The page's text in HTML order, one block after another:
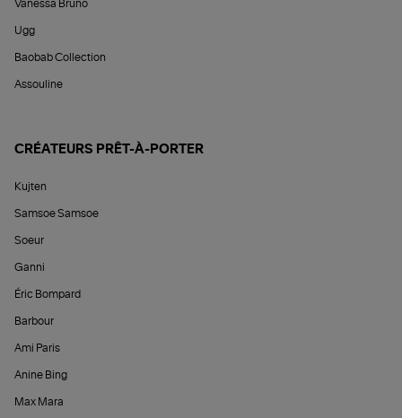
Vanessa Bruno
Ugg
Baobab Collection
Assouline
CRÉATEURS PRÊT-À-PORTER
Kujten
Samsoe Samsoe
Soeur
Ganni
Éric Bompard
Barbour
Ami Paris
Anine Bing
Max Mara